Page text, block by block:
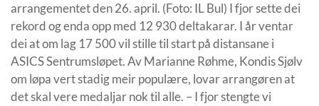
arrangementet den 26. april. (Foto: IL Bul) I fjor sette dei
rekord og enda opp med 12 930 deltakarar. I år ventar
dei at om lag 17 500 vil stille til start på distansane i
ASICS Sentrumsløpet. Av Marianne Røhme, Kondis Sjølv
om løpa vert stadig meir populære, lovar arrangøren at
det skal vere medaljar nok til alle. – I fjor stengte vi